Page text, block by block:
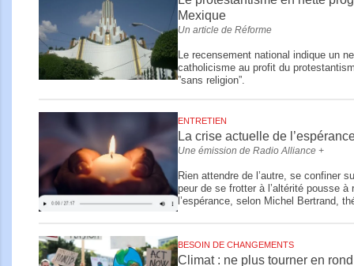
Mexique
Un article de Réforme
Le recensement national indique un
catholicisme au profit du
”sans religion”.
ENTRETIEN
La crise actuelle de
Une émission de Radio Alliance +
Rien attendre de l’autre, se confiner
peur de se frotter à l’altérité pousse à
l’espérance, selon Michel Bertrand,
BESOIN DE CHANGEMENTS
Climat : ne plus tourner en rond